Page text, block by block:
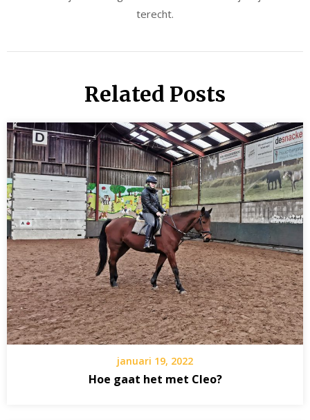
terecht.
Related Posts
januari 19, 2022
Hoe gaat het met Cleo?